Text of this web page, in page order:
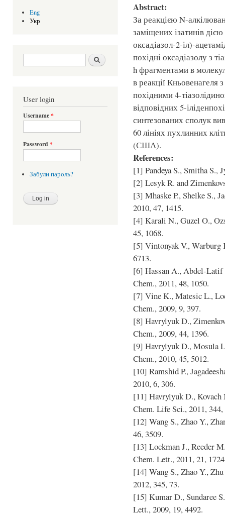
Eng
Укр
Search form Шукати
User login
Username*
Password *
Забули пароль?
Abstract:
За реакцією N-
заміщених ізатинів
оксадіазол-2-іл)-
похідні оксадіазолу з
h фрагментами в
в реакції Кньовенагеля
похідними 4-
відповідних 5-
синтезованих сполук
60 лініях пухлинних
(США).
References:
[1] Pandeya S., Smitha S.,
[2] Lesyk R. and
[3] Mhaske P., Shelke S.,
2010, 47, 1415.
[4] Karali N., Guzel O.,
45, 1068.
[5] Vintonyak V., Warburg
6713.
[6] Hassan A., Abdel-
Chem., 2011, 48, 1050.
[7] Vine K., Matesic L.,
Chem., 2009, 9, 397.
[8] Havrylyuk D.,
Chem., 2009, 44, 1396.
[9] Havrylyuk D., Mosula
Chem., 2010, 45, 5012.
[10] Ramshid P.,
2010, 6, 306.
[11] Havrylyuk D.,
Chem. Life Sci., 2011, 344,
[12] Wang S., Zhao Y.,
46, 3509.
[13] Lockman J., Reeder
Chem. Lett., 2011, 21,
[14] Wang S., Zhao Y.,
2012, 345, 73.
[15] Kumar D., Sundaree
Lett., 2009, 19, 4492.